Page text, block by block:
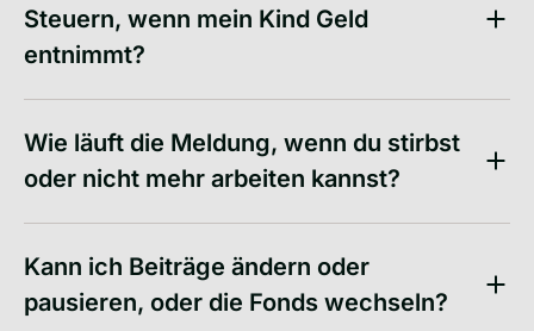
Steuern, wenn mein Kind Geld
entnimmt?
Wie läuft die Meldung, wenn du stirbst
oder nicht mehr arbeiten kannst?
Kann ich Beiträge ändern oder
pausieren, oder die Fonds wechseln?